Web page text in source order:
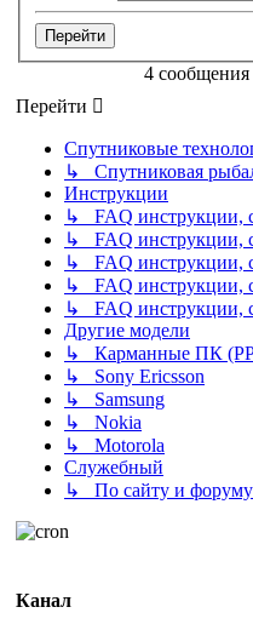
4 сообщения
Перейти
Спутниковые
↳ Спутниковая
Инструкции
↳ FAQ инструкции,
↳ FAQ инструкции,
↳ FAQ инструкции,
↳ FAQ инструкции,
↳ FAQ инструкции,
Другие модели
↳ Карманные ПК
↳ Sony Ericsson
↳ Samsung
↳ Nokia
↳ Motorola
Служебный
↳ По сайту и форуму
Канал